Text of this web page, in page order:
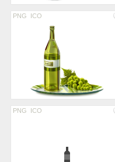
PNG ICO
PNG ICO